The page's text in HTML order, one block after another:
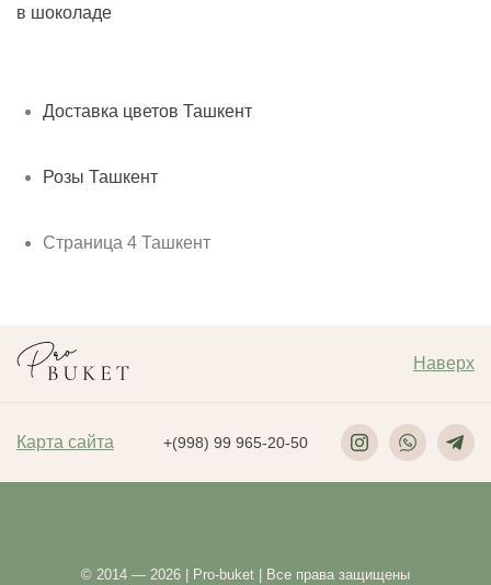
в шоколаде
Доставка цветов Ташкент
Розы Ташкент
Страница 4 Ташкент
Наверх
Карта сайта +(998) 99 965-20-50
© 2014 — 2026 | Pro-buket | Все права защищены